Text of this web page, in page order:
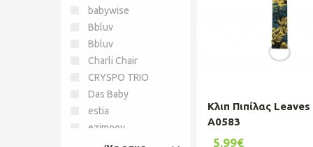
babywise
Bbluv
Bbluv
Charli Chair
CRYSPO TRIO
Das Baby
estia
ezimoov
Greenwich Polo Club
Κλιπ Πιπίλας
A0583
5.99€